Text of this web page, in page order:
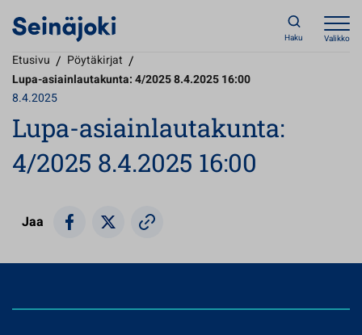
Haku Valikko
Etusivu / Pöytäkirjat /
Lupa-asiainlautakunta: 4/2025 8.4.2025 16:00
8.4.2025
Lupa-asiainlautakunta:
4/2025 8.4.2025 16:00
Jaa